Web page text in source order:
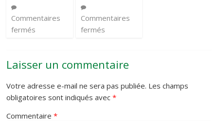
Commentaires
fermés
Commentaires
fermés
Laisser un commentaire
Votre adresse e-mail ne sera pas publiée. Les champs
obligatoires sont indiqués avec*
Commentaire*